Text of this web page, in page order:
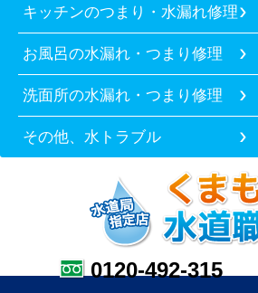
キッチンのつまり・水漏れ修理
お風呂の水漏れ・つまり修理
洗面所の水漏れ・つまり修理
その他、水トラブル
0120-492-315